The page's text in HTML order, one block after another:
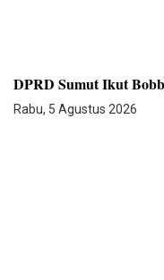
DPRD Sumut Ikut
Rabu, 5 Agustus 2026